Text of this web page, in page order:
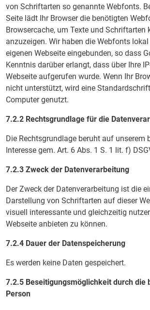
von Schriftarten so genannte Webfonts.
Seite lädt Ihr Browser die benötigten
Browsercache, um Texte und Schriftarten
anzuzeigen. Wir haben die Webfonts
eigenen Webseite eingebunden, so dass
Kenntnis darüber erlangt, dass über Ihre
Webseite aufgerufen wurde. Wenn Ihr
nicht unterstützt, wird eine
Computer genutzt.
7.2.2 Rechtsgrundlage für die
Die Rechtsgrundlage beruht auf unserem
Interesse gem. Art. 6 Abs. 1 S. 1 lit. f)
7.2.3 Zweck der Datenverarbeitung
Der Zweck der Datenverarbeitung ist die
Darstellung von Schriftarten auf dieser
visuell interessante und gleichzeitig
Webseite anbieten zu können.
7.2.4 Dauer der Datenspeicherung
Es werden keine Daten gespeichert.
7.2.5 Beseitigungsmöglichkeit durch die
Person